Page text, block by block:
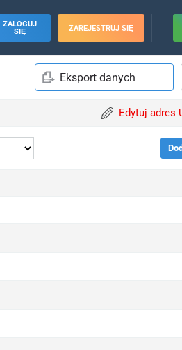
ZALOGUJ
SIĘ
ZAREJESTRUJ SIĘ
Eksport danych
Edytuj adres